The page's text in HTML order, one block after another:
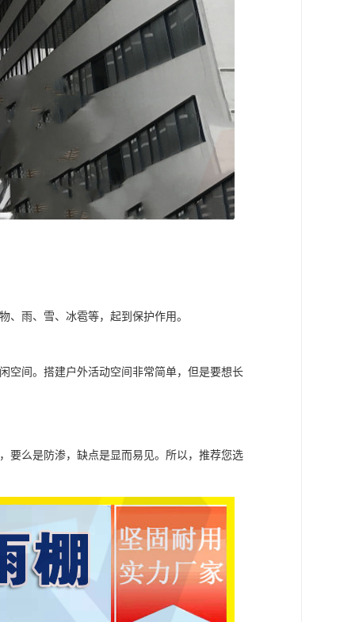
、雨、雪、冰雹等，起到保护作用。
空间。搭建户外活动空间非常简单，但是要想长
要么是防渗，缺点是显而易见。所以，推荐您选